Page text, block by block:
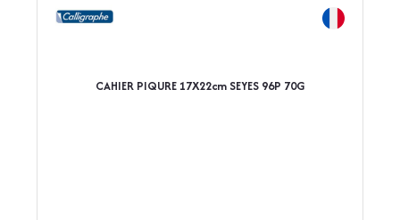
CAHIER PIQURE 17X22cm SEYES 96P 70G